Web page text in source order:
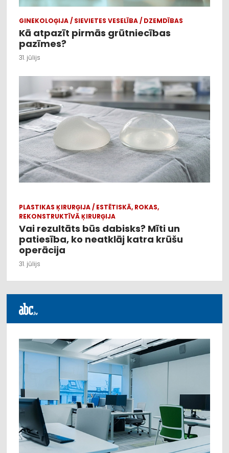
GINEKOLOĢIJA / SIEVIETES VESELĪBA / DZEMDĪBAS
Kā atpazīt pirmās grūtniecības
pazīmes?
31. jūlijs
PLASTIKAS ĶIRURĢIJA / ESTĒTISKĀ, ROKAS,
REKONSTRUKTĪVĀ ĶIRURĢIJA
Vai rezultāts būs dabisks? Mīti un
patiesība, ko neatklāj katra krūšu
operācija
31. jūlijs